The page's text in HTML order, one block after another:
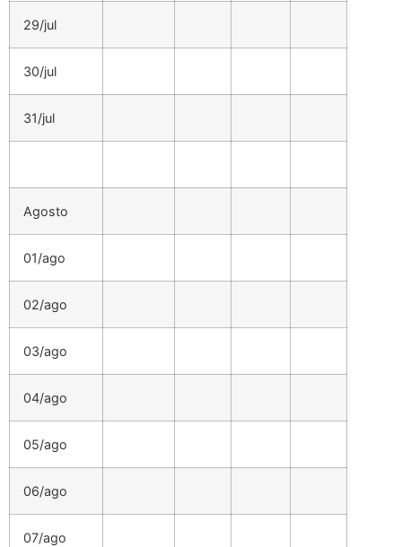
29/jul
30/jul
31/jul
Agosto
01/ago
02/ago
03/ago
04/ago
05/ago
06/ago
07/ago